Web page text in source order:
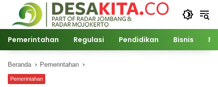
Langsung
konten
Pemerintahan Regulasi Pendidikan Bisnis
Beranda Pemerintahan
Pemerintahan